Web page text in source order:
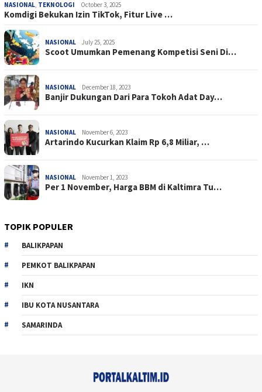
NASIONAL, TEKNOLOGI October 3, 2025
Komdigi Bekukan Izin TikTok, Fitur Live …
NASIONAL July 25, 2025
Scoot Umumkan Pemenang Kompetisi Seni Di…
NASIONAL December 18, 2023
Banjir Dukungan Dari Para Tokoh Adat Day…
NASIONAL November 6, 2023
Artarindo Kucurkan Klaim Rp 6,8 Miliar, …
NASIONAL November 1, 2023
Per 1 November, Harga BBM di Kaltimra Tu…
TOPIK POPULER
BALIKPAPAN
PEMKOT BALIKPAPAN
IKN
IBU KOTA NUSANTARA
SAMARINDA